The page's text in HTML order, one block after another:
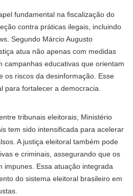
fundamental na fiscalização do
contra práticas ilegais, incluindo
Segundo Márcio Augusto
atua não apenas com medidas
campanhas educativas que orientam
os riscos da desinformação. Esse
para fortalecer a democracia.
tribunais eleitorais, Ministério
tem sido intensificada para acelerar
A justiça eleitoral também pode
e criminais, assegurando que os
impunes. Essa atuação integrada
do sistema eleitoral brasileiro em